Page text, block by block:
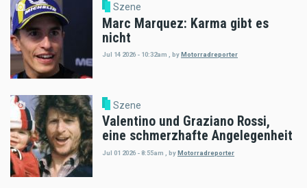
Szene
Marc Marquez: Karma gibt es
nicht
Jul 14 2026 - 10:32am byMotorradreporter
Szene
Valentino und Graziano Rossi,
eine schmerzhafte Angelegenheit
Jul 01 2026 - 8:55am byMotorradreporter